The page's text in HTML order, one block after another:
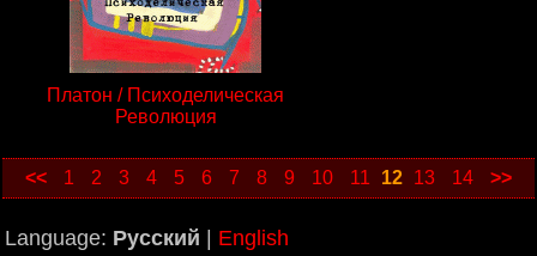
Платон / Психоделическая
Революция
<< 1 2 3 4 5 6 7 8 9 10 11 12 13 14 >>
Language: Русский English